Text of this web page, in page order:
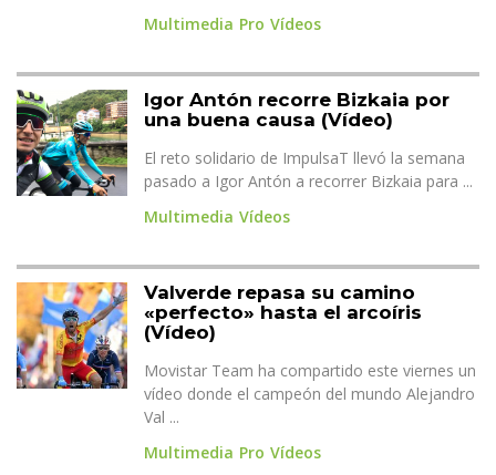
Multimedia Pro Vídeos
Igor Antón recorre Bizkaia por
una buena causa (Vídeo)
El reto solidario de ImpulsaT llevó la semana
pasado a Igor Antón a recorrer Bizkaia para ...
Multimedia Vídeos
Valverde repasa su camino
«perfecto» hasta el arcoíris
(Vídeo)
Movistar Team ha compartido este viernes un
vídeo donde el campeón del mundo Alejandro
Val ...
Multimedia Pro Vídeos